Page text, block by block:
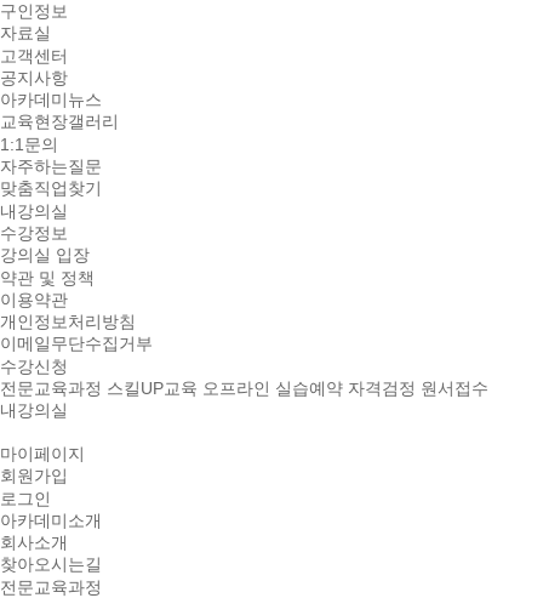
구인정보
자료실
고객센터
공지사항
아카데미뉴스
교육현장갤러리
1:1문의
자주하는질문
맞춤직업찾기
내강의실
수강정보
강의실 입장
약관 및 정책
이용약관
개인정보처리방침
이메일무단수집거부
수강신청
전문교육과정 스킬UP교육 오프라인 실습예약 자격검정 원서접수
내강의실
마이페이지
회원가입
로그인
아카데미소개
회사소개
찾아오시는길
전문교육과정